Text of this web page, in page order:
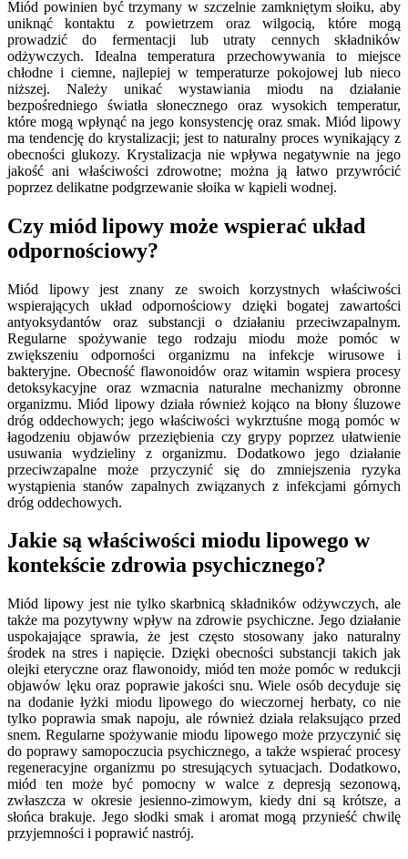
Miód powinien być trzymany w szczelnie zamkniętym słoiku, aby
uniknąć kontaktu z powietrzem oraz wilgocią, które mogą
prowadzić do fermentacji lub utraty cennych składników
odżywczych. Idealna temperatura przechowywania to miejsce
chłodne i ciemne, najlepiej w temperaturze pokojowej lub nieco
niższej. Należy unikać wystawiania miodu na działanie
bezpośredniego światła słonecznego oraz wysokich temperatur,
które mogą wpłynąć na jego konsystencję oraz smak. Miód lipowy
ma tendencję do krystalizacji; jest to naturalny proces wynikający z
obecności glukozy. Krystalizacja nie wpływa negatywnie na jego
jakość ani właściwości zdrowotne; można ją łatwo przywrócić
poprzez delikatne podgrzewanie słoika w kąpieli wodnej.
Czy miód lipowy może wspierać układ
odpornościowy?
Miód lipowy jest znany ze swoich korzystnych właściwości
wspierających układ odpornościowy dzięki bogatej zawartości
antyoksydantów oraz substancji o działaniu przeciwzapalnym.
Regularne spożywanie tego rodzaju miodu może pomóc w
zwiększeniu odporności organizmu na infekcje wirusowe i
bakteryjne. Obecność flawonoidów oraz witamin wspiera procesy
detoksykacyjne oraz wzmacnia naturalne mechanizmy obronne
organizmu. Miód lipowy działa również kojąco na błony śluzowe
dróg oddechowych; jego właściwości wykrztuśne mogą pomóc w
łagodzeniu objawów przeziębienia czy grypy poprzez ułatwienie
usuwania wydzieliny z organizmu. Dodatkowo jego działanie
przeciwzapalne może przyczynić się do zmniejszenia ryzyka
wystąpienia stanów zapalnych związanych z infekcjami górnych
dróg oddechowych.
Jakie są właściwości miodu lipowego w
kontekście zdrowia psychicznego?
Miód lipowy jest nie tylko skarbnicą składników odżywczych, ale
także ma pozytywny wpływ na zdrowie psychiczne. Jego działanie
uspokajające sprawia, że jest często stosowany jako naturalny
środek na stres i napięcie. Dzięki obecności substancji takich jak
olejki eteryczne oraz flawonoidy, miód ten może pomóc w redukcji
objawów lęku oraz poprawie jakości snu. Wiele osób decyduje się
na dodanie łyżki miodu lipowego do wieczornej herbaty, co nie
tylko poprawia smak napoju, ale również działa relaksująco przed
snem. Regularne spożywanie miodu lipowego może przyczynić się
do poprawy samopoczucia psychicznego, a także wspierać procesy
regeneracyjne organizmu po stresujących sytuacjach. Dodatkowo,
miód ten może być pomocny w walce z depresją sezonową,
zwłaszcza w okresie jesienno-zimowym, kiedy dni są krótsze, a
słońca brakuje. Jego słodki smak i aromat mogą przynieść chwilę
przyjemności i poprawić nastrój.